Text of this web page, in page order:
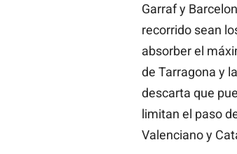
Garraf y
recorrido sean
absorber el
de Tarragona y
descarta que
limitan el paso
Valenciano y